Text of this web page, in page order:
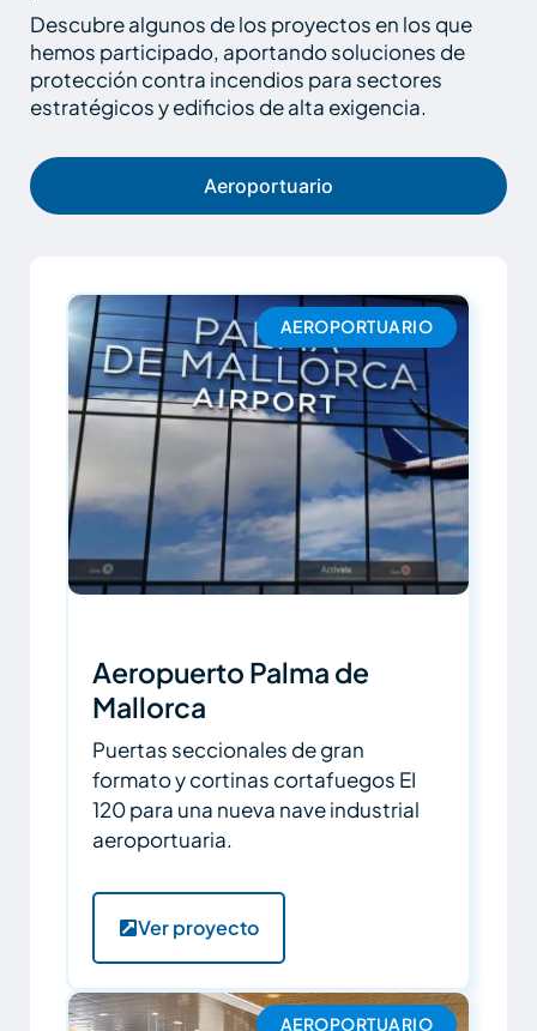
Descubre algunos de los proyectos en los que
hemos participado, aportando soluciones de
protección contra incendios para sectores
estratégicos y edificios de alta exigencia.
Aeroportuario
AEROPORTUARIO
Aeropuerto Palma de
Mallorca
Puertas seccionales de gran
formato y cortinas cortafuegos EI
120 para una nueva nave industrial
aeroportuaria.
Ver proyecto
AEROPORTUARIO